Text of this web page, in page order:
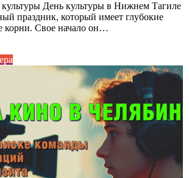
День культуры в Нижнем Тагиле
праздник, который имеет глубокие
корни. Свое начало он…